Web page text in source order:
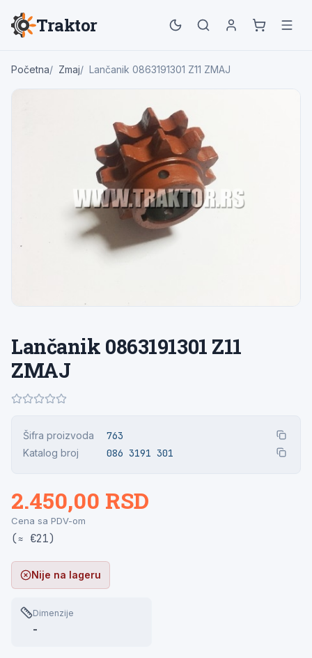
Traktor
Početna Zmaj Lančanik 0863191301 Z11 ZMAJ
Lančanik 0863191301 Z11
ZMAJ
Šifra proizvoda 763
Katalog broj 086 3191 301
2.450,00 RSD
Cena sa PDV-om
(≈ €21)
Nije na lageru
Dimenzije
-